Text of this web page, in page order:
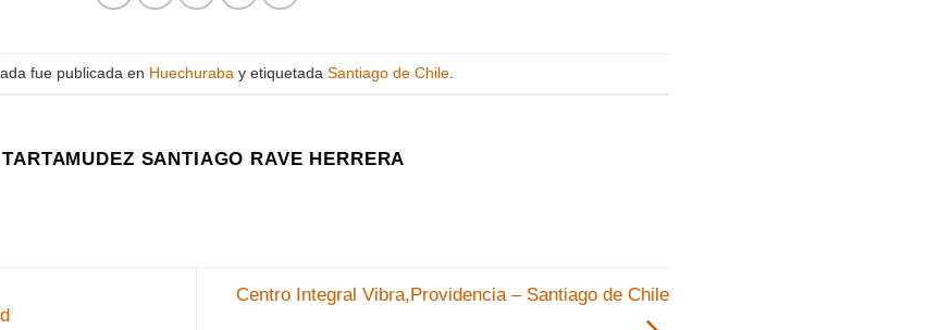
fue publicada en Huechuraba y etiquetada Santiago de Chile
SANTIAGO RAVE HERRERA
Centro Integral Vibra,Providencia – Santiago de Chile